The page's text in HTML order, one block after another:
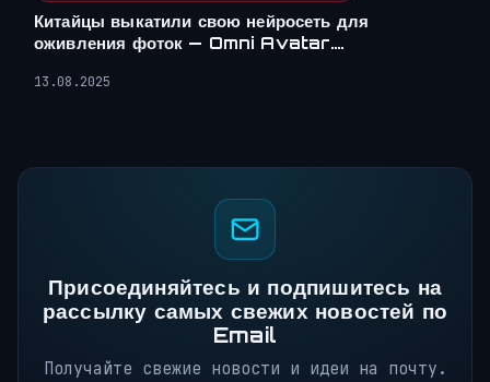
Китайцы выкатили свою нейросеть для
оживления фоток — Omni Avatar….
13.08.2025
Присоединяйтесь и подпишитесь на
рассылку самых свежих новостей по
Email
Получайте свежие новости и идеи на почту.